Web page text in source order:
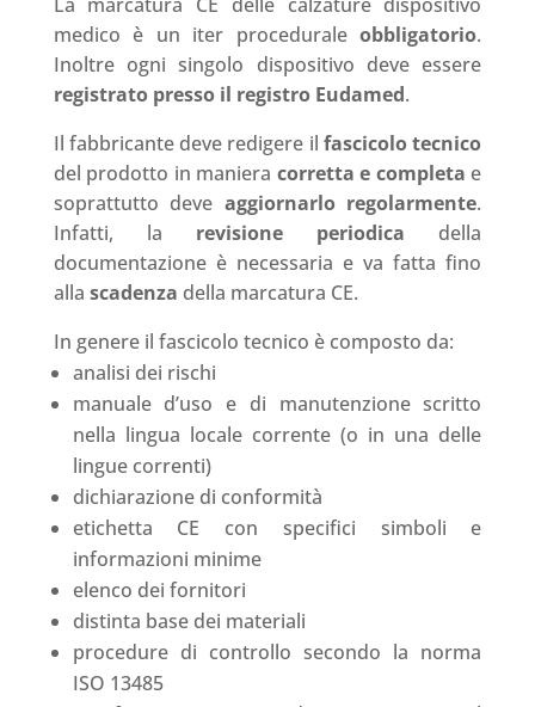
medico è un iter proceduraleobbligatorio.
Inoltre ogni singolo dispositivo deve essere
registrato presso il registro Eudamed.
Il fabbricante deve redigere il fascicolo tecnico
del prodotto in maniera corretta e completa e
soprattutto deve aggiornarlo regolarmente.
Infatti, la revisione periodica della
documentazione è necessaria e va fatta fino
alla scadenza della marcatura CE.
In genere il fascicolo tecnico è composto da:
analisi dei rischi
manuale d’uso e di manutenzione scritto
nella lingua locale corrente (o in una delle
lingue correnti)
dichiarazione di conformità
etichetta CE con specifici simboli e
informazioni minime
elenco dei fornitori
distinta base dei materiali
procedure di controllo secondo la norma
ISO 13485